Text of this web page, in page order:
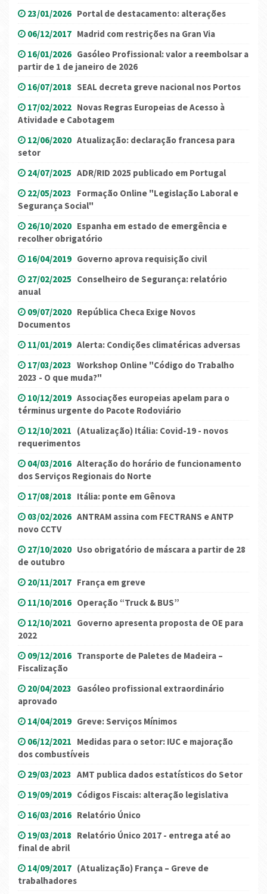
23/01/2026 Portal de destacamento: alterações
06/12/2017 Madrid com restrições na Gran Via
16/01/2026 Gasóleo Profissional: valor a reembolsar a
partir de 1 de janeiro de 2026
16/07/2018 SEAL decreta greve nacional nos Portos
17/02/2022 Novas Regras Europeias de Acesso à
Atividade e Cabotagem
12/06/2020 Atualização: declaração francesa para
setor
24/07/2025 ADR/RID 2025 publicado em Portugal
22/05/2023 Formação Online "Legislação Laboral e
Segurança Social"
26/10/2020 Espanha em estado de emergência e
recolher obrigatório
16/04/2019 Governo aprova requisição civil
27/02/2025 Conselheiro de Segurança: relatório
anual
09/07/2020 República Checa Exige Novos
Documentos
11/01/2019 Alerta: Condições climatéricas adversas
17/03/2023 Workshop Online "Código do Trabalho
2023 - O que muda?"
10/12/2019 Associações europeias apelam para o
términus urgente do Pacote Rodoviário
12/10/2021 (Atualização) Itália: Covid-19 - novos
requerimentos
04/03/2016 Alteração do horário de funcionamento
dos Serviços Regionais do Norte
17/08/2018 Itália: ponte em Gênova
03/02/2026 ANTRAM assina com FECTRANS e ANTP
novo CCTV
27/10/2020 Uso obrigatório de máscara a partir de 28
de outubro
20/11/2017 França em greve
11/10/2016 Operação “Truck & BUS”
12/10/2021 Governo apresenta proposta de OE para
2022
09/12/2016 Transporte de Paletes de Madeira –
Fiscalização
20/04/2023 Gasóleo profissional extraordinário
aprovado
14/04/2019 Greve: Serviços Mínimos
06/12/2021 Medidas para o setor: IUC e majoração
dos combustíveis
29/03/2023 AMT publica dados estatísticos do Setor
19/09/2019 Códigos Fiscais: alteração legislativa
16/03/2016 Relatório Único
19/03/2018 Relatório Único 2017 - entrega até ao
final de abril
14/09/2017 (Atualização) França – Greve de
trabalhadores